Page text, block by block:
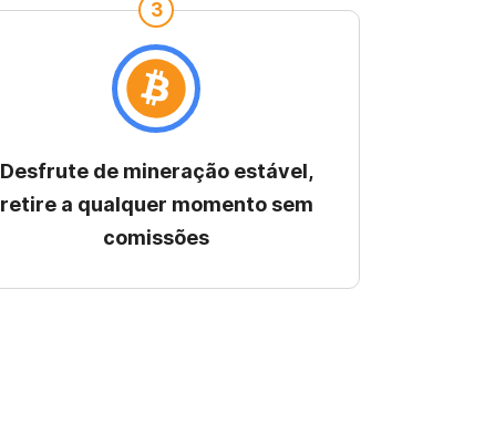
3
Desfrute de mineração estável,
retire a qualquer momento sem
comissões